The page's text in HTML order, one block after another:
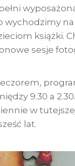
wychodzimy
książki.
sesje
9.30 a
w
lat.